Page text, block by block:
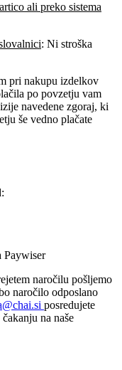
ali preko sistema
: Ni stroška
pri nakupu izdelkov
po povzetju vam
navedene zgoraj, ki
še vedno plačate
Paywiser
naročilu pošljemo
naročilo odposlano
posredujete
na naše